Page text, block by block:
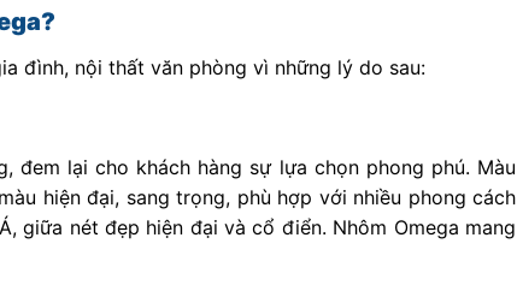
đình, nội thất văn phòng vì những lý do sau:
lại cho khách hàng sự lựa chọn phong phú. Màu
hiện đại, sang trọng, phù hợp với nhiều phong cách
giữa nét đẹp hiện đại và cổ điển. Nhôm Omega mang